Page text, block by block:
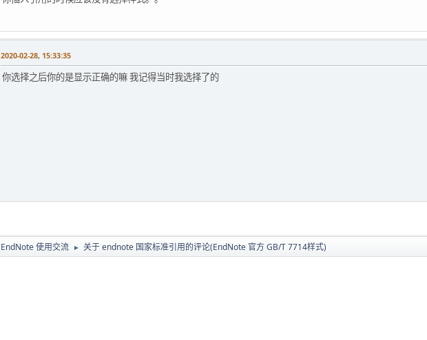
2020-02-28, 15:33:35
你选择之后你的是显示正确的嘛 我记得当时我选择了的
EndNote 使用交流 ► 关于 endnote 国家标准引用的评论(EndNote 官方 GB/T 7714样式)